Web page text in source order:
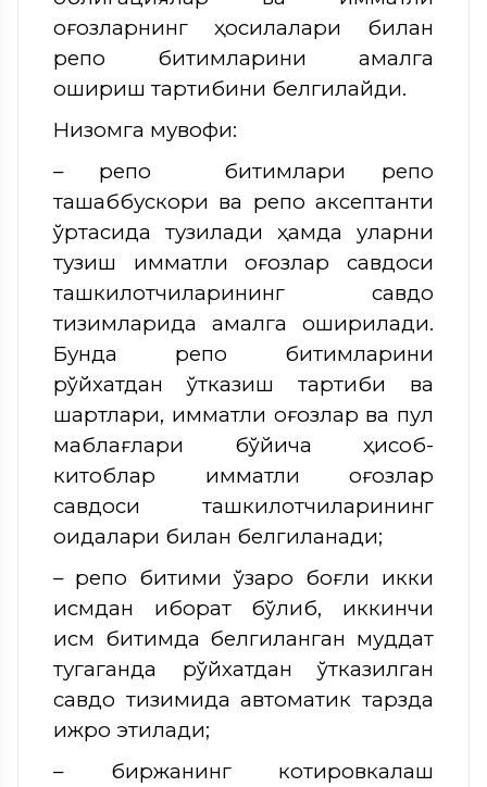
қоғозларнинг ҳосилалари билан
репо битимларини амалга
ошириш тартибини белгилайди.
Низомга мувофиқ:
– репо битимлари репо
ташаббускори ва репо аксептанти
ўртасида тузилади ҳамда уларни
тузиш қимматли қоғозлар савдоси
ташкилотчиларининг савдо
тизимларида амалга оширилади.
Бунда репо битимларини
рўйхатдан ўтказиш тартиби ва
шартлари, қимматли қоғозлар ва пул
маблағлари бўйича ҳисоб-
китоблар қимматли қоғозлар
савдоси ташкилотчиларининг
қоидалари билан белгиланади;
– репо битими ўзаро боғлиқ икки
қисмдан иборат бўлиб, иккинчи
қисм битимда белгиланган муддат
тугаганда рўйхатдан ўтказилган
савдо тизимида автоматик тарзда
ижро этилади;
– биржанинг котировкалаш